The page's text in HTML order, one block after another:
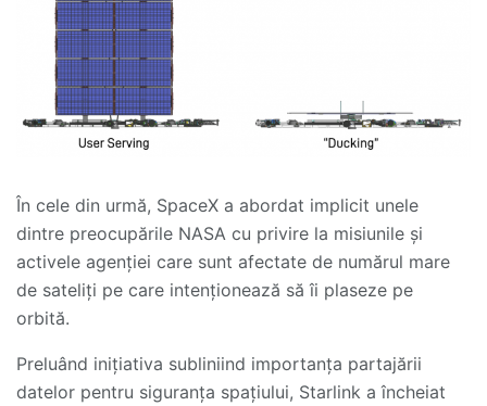
În cele din urmă, SpaceX a abordat implicit unele
dintre preocupările NASA cu privire la misiunile și
activele agenției care sunt afectate de numărul mare
de sateliți pe care intenționează să îi plaseze pe
orbită.
Preluând inițiativa subliniind importanța partajării
datelor pentru siguranța spațiului, Starlink a încheiat